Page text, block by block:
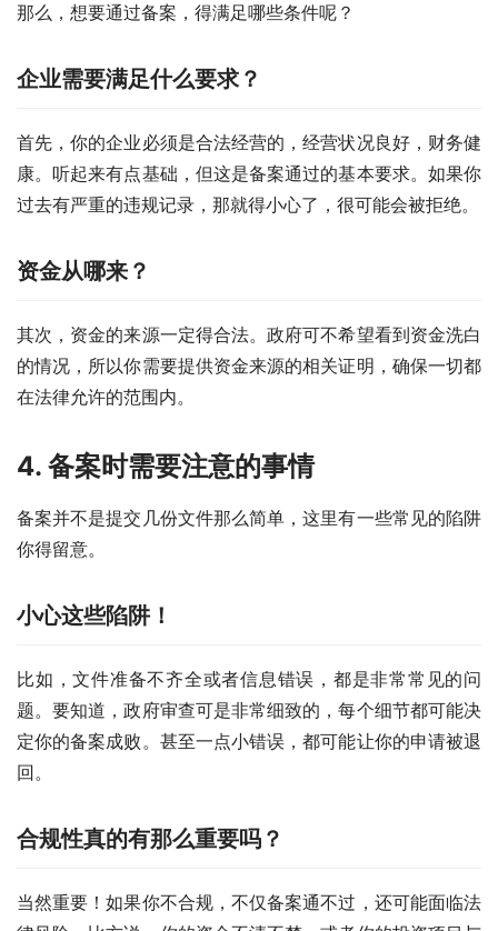
那么，想要通过备案，得满足哪些条件呢？
企业需要满足什么要求？
首先，你的企业必须是合法经营的，经营状况良好，财务健
康。听起来有点基础，但这是备案通过的基本要求。如果你
过去有严重的违规记录，那就得小心了，很可能会被拒绝。
资金从哪来？
其次，资金的来源一定得合法。政府可不希望看到资金洗白
的情况，所以你需要提供资金来源的相关证明，确保一切都
在法律允许的范围内。
4. 备案时需要注意的事情
备案并不是提交几份文件那么简单，这里有一些常见的陷阱
你得留意。
小心这些陷阱！
比如，文件准备不齐全或者信息错误，都是非常常见的问
题。要知道，政府审查可是非常细致的，每个细节都可能决
定你的备案成败。甚至一点小错误，都可能让你的申请被退
回。
合规性真的有那么重要吗？
当然重要！如果你不合规，不仅备案通不过，还可能面临法